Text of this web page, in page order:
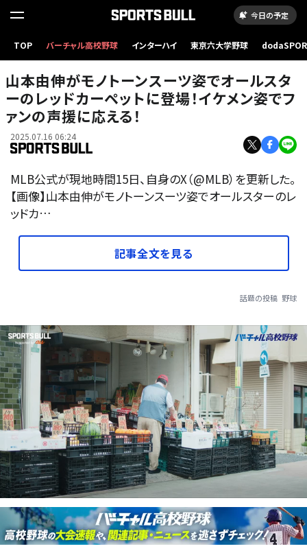
今日の予定
TOP バーチャル高校野球 インターハイ 東京六大学野球
山本由伸がモノトーンスーツ姿でオールスタ
ーのレッドカーペットに登場！イケメン姿でフ
ァンの声援に応える！
2025.07.16 06:24
MLB公式が現地時間15日、自身のX（@MLB）を更新した。
【画像】山本由伸がモノトーンスーツ姿でオールスターのレ
ッドカ…
記事全文を見る
話題の投稿 野球